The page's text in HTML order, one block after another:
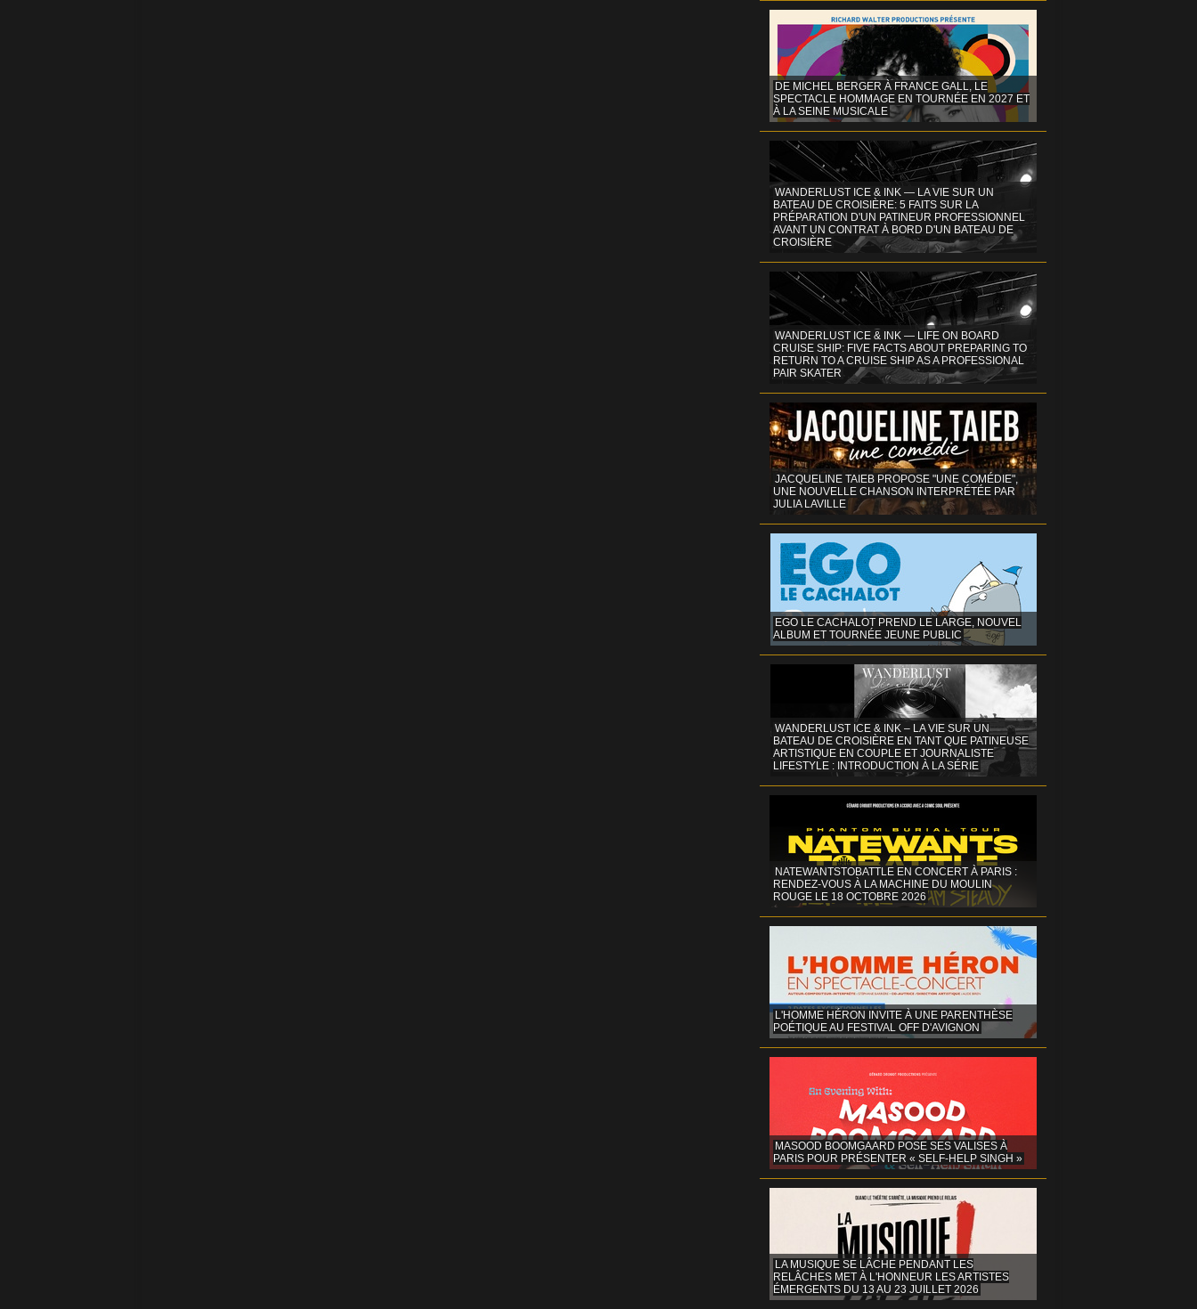
DE MICHEL BERGER À FRANCE GALL, LE
SPECTACLE HOMMAGE EN TOURNÉE EN 2027 ET
À LA SEINE MUSICALE
WANDERLUST ICE & INK — LA VIE SUR UN
BATEAU DE CROISIÈRE: 5 FAITS SUR LA
PRÉPARATION D'UN PATINEUR PROFESSIONNEL
AVANT UN CONTRAT À BORD D'UN BATEAU DE
CROISIÈRE
WANDERLUST ICE & INK — LIFE ON BOARD
CRUISE SHIP: FIVE FACTS ABOUT PREPARING TO
RETURN TO A CRUISE SHIP AS A PROFESSIONAL
PAIR SKATER
JACQUELINE TAIEB PROPOSE "UNE COMÉDIE",
UNE NOUVELLE CHANSON INTERPRÉTÉE PAR
JULIA LAVILLE
EGO LE CACHALOT PREND LE LARGE, NOUVEL
ALBUM ET TOURNÉE JEUNE PUBLIC
WANDERLUST ICE & INK – LA VIE SUR UN
BATEAU DE CROISIÈRE EN TANT QUE PATINEUSE
ARTISTIQUE EN COUPLE ET JOURNALISTE
LIFESTYLE : INTRODUCTION À LA SÉRIE
NATEWANTSTOBATTLE EN CONCERT À PARIS :
RENDEZ-VOUS À LA MACHINE DU MOULIN
ROUGE LE 18 OCTOBRE 2026
L'HOMME HÉRON INVITE À UNE PARENTHÈSE
POÉTIQUE AU FESTIVAL OFF D'AVIGNON
MASOOD BOOMGAARD POSE SES VALISES À
PARIS POUR PRÉSENTER « SELF-HELP SINGH »
LA MUSIQUE SE LÂCHE PENDANT LES
RELÂCHES MET À L'HONNEUR LES ARTISTES
ÉMERGENTS DU 13 AU 23 JUILLET 2026